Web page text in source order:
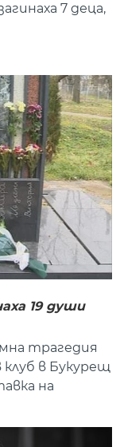
7 деца,
19 души
трагедия
в Букурещ
на